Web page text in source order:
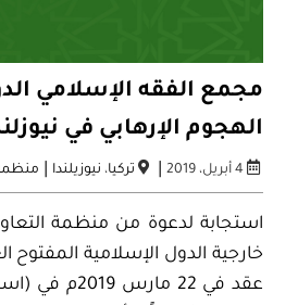
مجمع الفقه الإسلامي
الهجوم الإرهابي في
4 أبريل، 2019 | تركيا، نيوزيلندا
استجابة لدعوة من منظمة
خارجية الدول الإسلامية
عقد في 22